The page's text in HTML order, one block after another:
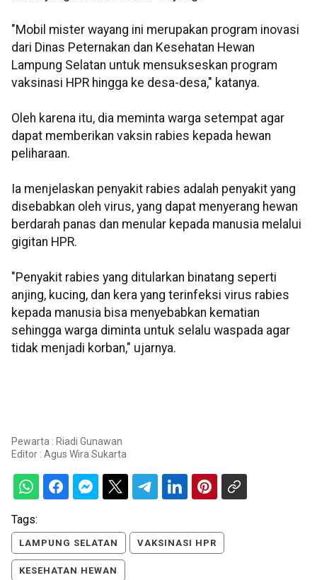
"Mobil mister wayang ini merupakan program inovasi
dari Dinas Peternakan dan Kesehatan Hewan
Lampung Selatan untuk mensukseskan program
vaksinasi HPR hingga ke desa-desa," katanya.
Oleh karena itu, dia meminta warga setempat agar
dapat memberikan vaksin rabies kepada hewan
peliharaan.
Ia menjelaskan penyakit rabies adalah penyakit yang
disebabkan oleh virus, yang dapat menyerang hewan
berdarah panas dan menular kepada manusia melalui
gigitan HPR.
"Penyakit rabies yang ditularkan binatang seperti
anjing, kucing, dan kera yang terinfeksi virus rabies
kepada manusia bisa menyebabkan kematian
sehingga warga diminta untuk selalu waspada agar
tidak menjadi korban," ujarnya.
Pewarta : Riadi Gunawan
Editor : Agus Wira Sukarta
Tags:
LAMPUNG SELATAN VAKSINASI HPR
KESEHATAN HEWAN